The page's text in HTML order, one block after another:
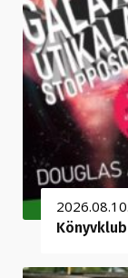
2026.08.10.
Könyvklub